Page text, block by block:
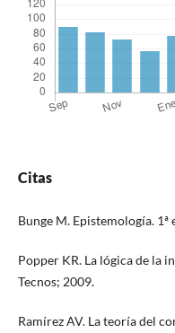
Citas
Bunge M. Epistemología.
Popper KR. La lógica de la
Tecnos; 2009.
Ramírez AV. La teoría del